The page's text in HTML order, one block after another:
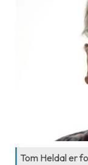
Tom Heldal er